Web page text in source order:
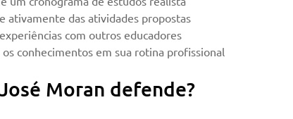
ativamente das atividades propostas
com outros educadores
conhecimentos em sua rotina profissional
Moran defende?